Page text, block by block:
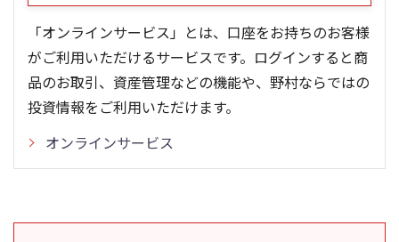
「オンラインサービス」とは、口座をお持ちのお客様
がご利用いただけるサービスです。ログインすると商
品のお取引、資産管理などの機能や、野村ならではの
投資情報をご利用いただけます。
オンラインサービス